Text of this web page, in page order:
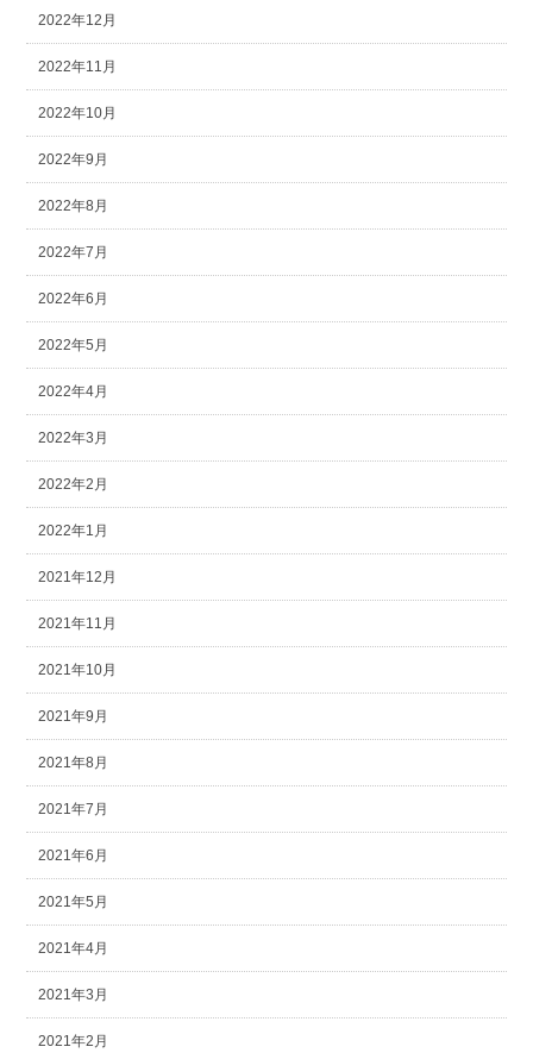
2022年12月
2022年11月
2022年10月
2022年9月
2022年8月
2022年7月
2022年6月
2022年5月
2022年4月
2022年3月
2022年2月
2022年1月
2021年12月
2021年11月
2021年10月
2021年9月
2021年8月
2021年7月
2021年6月
2021年5月
2021年4月
2021年3月
2021年2月